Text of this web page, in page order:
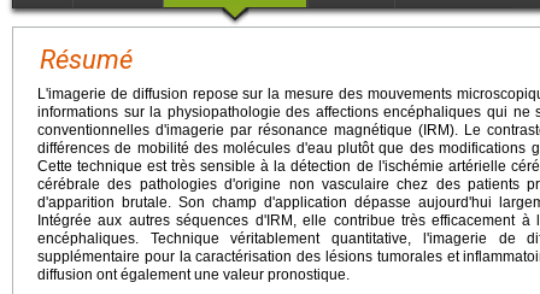
Résumé
L'imagerie de diffusion repose sur la mesure des mouvements
informations sur la physiopathologie des affections encéphaliques qui
conventionnelles d'imagerie par résonance magnétique (IRM). Le
différences de mobilité des molécules d'eau plutôt que des modifications
Cette technique est très sensible à la détection de l'ischémie artérielle
cérébrale des pathologies d'origine non vasculaire chez des patients
d'apparition brutale. Son champ d'application dépasse aujourd'hui
Intégrée aux autres séquences d'IRM, elle contribue très efficacement
encéphaliques. Technique véritablement quantitative, l'imagerie de
supplémentaire pour la caractérisation des lésions tumorales et
diffusion ont également une valeur pronostique.